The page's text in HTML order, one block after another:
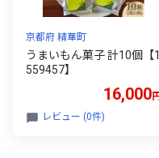
京都府 精華町
うまいもん菓子 計10個【1
559457】
16,000円
レビュー (0件)